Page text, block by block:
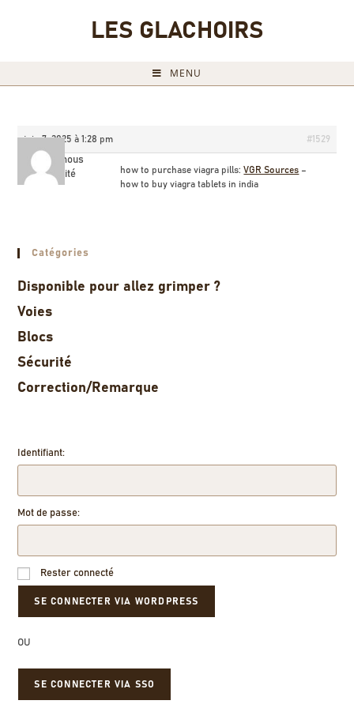
LES GLACHOIRS
MENU
juin 7, 2025 à 1:28 pm #1529
Billyamous
Invité
how to purchase viagra pills:VGR Sources –
how to buy viagra tablets in india
Catégories
Disponible pour allez grimper ?
Voies
Blocs
Sécurité
Correction/Remarque
Identifiant:
Mot de passe:
Rester connecté
OU
SE CONNECTER VIA SSO